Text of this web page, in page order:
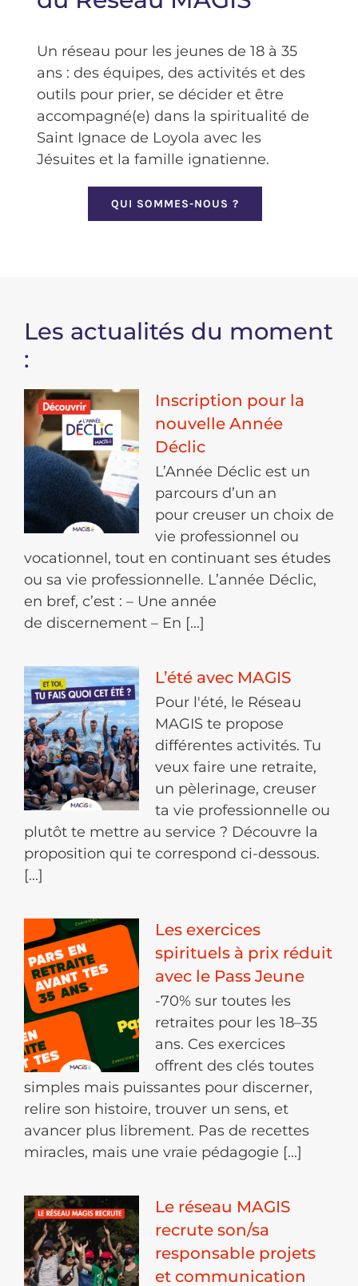
Faire un don
Un réseau pour les jeunes de 18 à 35
ans : des équipes, des activités et des
outils pour prier, se décider et être
accompagné(e) dans la spiritualité de
Saint Ignace de Loyola avec les
Jésuites et la famille ignatienne.
QUI SOMMES-NOUS ?
Les actualités du moment
:
Inscription pour la
nouvelle Année
Déclic
L’Année Déclic est un
parcours d’un an
pour creuser un choix de
vie professionnel ou
vocationnel, tout en continuant ses études
ou sa vie professionnelle. L’année Déclic,
en bref, c’est : – Une année
de discernement – En [...]
L’été avec MAGIS
Pour l'été, le Réseau
MAGIS te propose
différentes activités. Tu
veux faire une retraite,
un pèlerinage, creuser
ta vie professionnelle ou
plutôt te mettre au service ? Découvre la
proposition qui te correspond ci-dessous.
[...]
Les exercices
spirituels à prix réduit
avec le Pass Jeune
-70% sur toutes les
retraites pour les 18–35
ans. Ces exercices
offrent des clés toutes
simples mais puissantes pour discerner,
relire son histoire, trouver un sens, et
avancer plus librement. Pas de recettes
miracles, mais une vraie pédagogie [...]
Le réseau MAGIS
recrute son/sa
responsable projets
et communication